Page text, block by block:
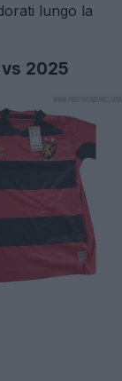
lungo la
2025